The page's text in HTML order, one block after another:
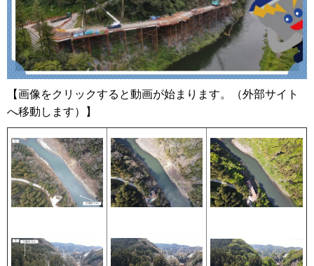
【画像をクリックすると動画が始まります。（外部サイト
へ移動します）】